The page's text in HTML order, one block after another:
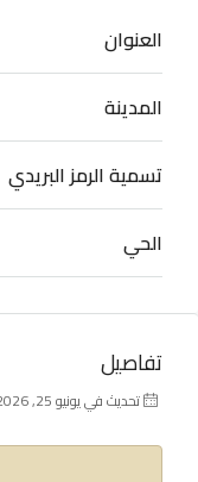
العنوان
المدينة
تسمية الرمز البريدي
الحي
تفاصيل
تحديث في يونيو 25, 2026 في 3:24 م